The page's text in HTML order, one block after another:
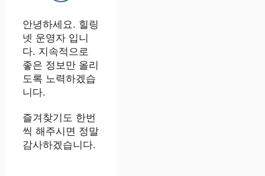
안녕하세요. 힐링
넷 운영자 입니
다. 지속적으로
좋은 정보만 올리
도록 노력하겠습
니다.
즐겨찾기도 한번
씩 해주시면 정말
감사하겠습니다.